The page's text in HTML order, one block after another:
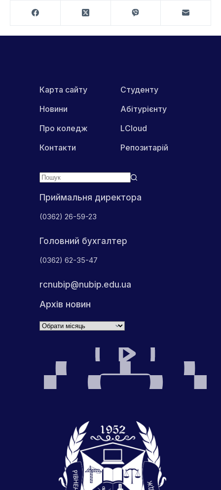
Приймальня директора
(0362) 26-59-23
Головний бухгалтер
(0362) 62-35-47
rcnubip@nubip.edu.ua
Архів новин
Архіви
Карта сайту
Новини
Про коледж
Контакти
Студенту
Абітурієнту
LCloud
Репозитарій